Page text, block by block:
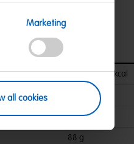
Marketing
all cookies
1544 kJ/363 kcal
<0,1 g
88 g